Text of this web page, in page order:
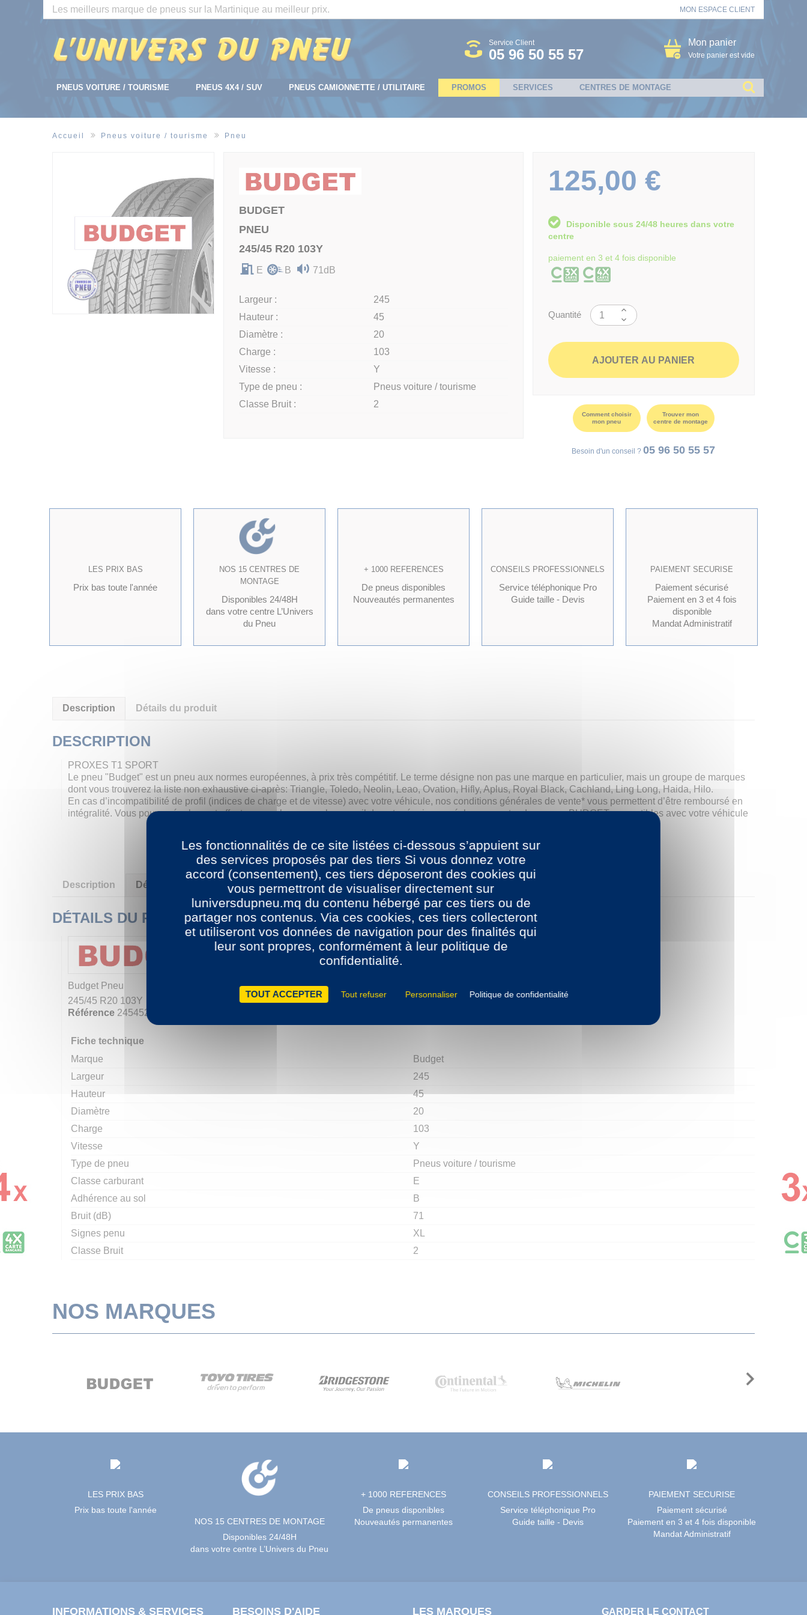
Les meilleurs marque de pneus sur la Martinique au meilleur prix. MON ESPACE CLIENT
Service Client
05 96 50 55 57
Mon panier
Votre panier est vide
PNEUS VOITURE / TOURISME PNEUS 4X4 / SUV PNEUS CAMIONNETTE / UTILITAIRE PROMOS SERVICES CENTRES DE MONTAGE
Accueil Pneus voiture / tourisme Pneu
BUDGET
PNEU
245/45 R20 103Y
E B 71dB
Largeur :
245
Hauteur :
45
Diamètre :
20
Charge :
103
Vitesse :
Y
Type de pneu :
Pneus voiture / tourisme
Classe Bruit :
2
125,00 €
Disponible sous 24/48 heures dans votre
centre
paiement en 3 et 4 fois disponible
Quantité
AJOUTER AU PANIER
Comment choisir
mon pneu
Trouver mon
centre de montage
Besoin d'un conseil ?05 96 50 55 57
LES PRIX BAS
Prix bas toute l'année
NOS 15 CENTRES DE
MONTAGE
Disponibles 24/48H
dans votre centre L’Univers
du Pneu
+ 1000 REFERENCES
De pneus disponibles
Nouveautés permanentes
CONSEILS PROFESSIONNELS
Service téléphonique Pro
Guide taille - Devis
PAIEMENT SECURISE
Paiement sécurisé
Paiement en 3 et 4 fois
disponible
Mandat Administratif
Description Détails du produit
DESCRIPTION
PROXES T1 SPORT
Le pneu "Budget" est un pneu aux normes européennes, à prix très compétitif. Le terme désigne non pas une marque en particulier, mais un groupe de marques
dont vous trouverez la liste non exhaustive ci-après: Triangle, Toledo, Neolin, Leao, Ovation, Hifly, Aplus, Royal Black, Cachland, Ling Long, Haida, Hilo.
En cas d’incompatibilité de profil (indices de charge et de vitesse) avec votre véhicule, nos conditions générales de vente* vous permettent d’être remboursé en
intégralité. Vous pouvez également effectuer sur place, avec le conseil de notre équipe, un échange contre des pneus BUDGET compatibles avec votre véhicule
Description Détails du produit
DÉTAILS DU PRODUIT
Budget Pneu
245/45 R20 103Y
Référence 2454520BUD
Fiche technique
Marque
Budget
Largeur
245
Hauteur
45
Diamètre
20
Charge
103
Vitesse
Y
Type de pneu
Pneus voiture / tourisme
Classe carburant
E
Adhérence au sol
B
Bruit (dB)
71
Signes penu
XL
Classe Bruit
2
NOS MARQUES
LES PRIX BAS
Prix bas toute l'année
NOS 15 CENTRES DE MONTAGE
Disponibles 24/48H
dans votre centre L’Univers du Pneu
+ 1000 REFERENCES
De pneus disponibles
Nouveautés permanentes
CONSEILS PROFESSIONNELS
Service téléphonique Pro
Guide taille - Devis
PAIEMENT SECURISE
Paiement sécurisé
Paiement en 3 et 4 fois disponible
Mandat Administratif
INFORMATIONS & SERVICES BESOINS D'AIDE LES MARQUES GARDER LE CONTACT
Panneau de gestion des cookies
Les fonctionnalités de ce site listées ci-dessous s’appuient sur
des services proposés par des tiers Si vous donnez votre
accord (consentement), ces tiers déposeront des cookies qui
vous permettront de visualiser directement sur
luniversdupneu.mq du contenu hébergé par ces tiers ou de
partager nos contenus. Via ces cookies, ces tiers collecteront
et utiliseront vos données de navigation pour des finalités qui
leur sont propres, conformément à leur politique de
confidentialité.
TOUT ACCEPTER Tout refuser Personnaliser Politique de confidentialité